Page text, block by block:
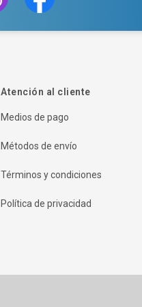
Atención al cliente
Medios de pago
Métodos de envío
Términos y condiciones
Política de privacidad